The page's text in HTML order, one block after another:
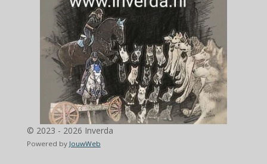
© 2023 - 2026 Inverda
Powered by JouwWeb